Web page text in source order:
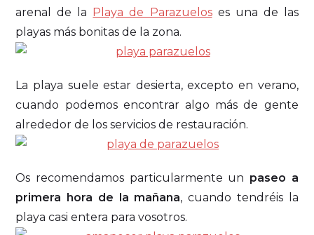
arenal de la Playa de Parazueloses una de las
playas más bonitas de la zona.
La playa suele estar desierta, excepto en verano,
cuando podemos encontrar algo más de gente
alrededor de los servicios de restauración.
Os recomendamos particularmente un paseo a
primera hora de la mañana, cuando tendréis la
playa casi entera para vosotros.